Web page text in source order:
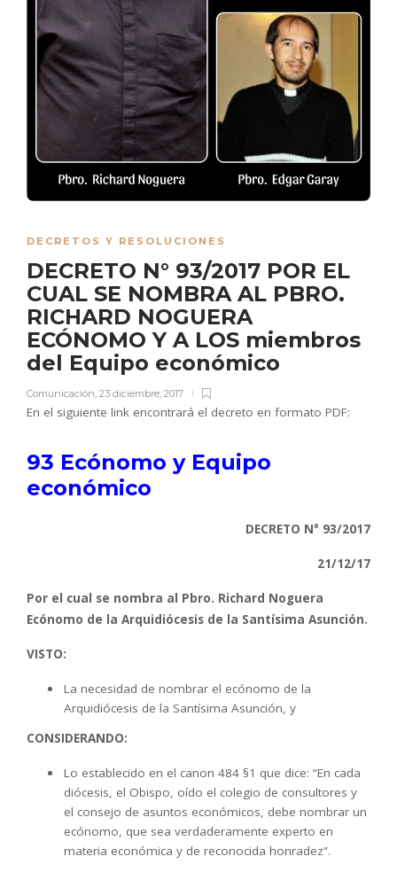
DECRETOS Y RESOLUCIONES
DECRETO N° 93/2017 POR EL
CUAL SE NOMBRA AL PBRO.
RICHARD NOGUERA
ECÓNOMO Y A LOS miembros
del Equipo económico
Comunicación, 23 diciembre, 2017
En el siguiente link encontrará el decreto en formato PDF:
93 Ecónomo y Equipo
económico
DECRETO N° 93/2017
21/12/17
Por el cual se nombra al Pbro. Richard Noguera
Ecónomo de la Arquidiócesis de la Santísima Asunción.
VISTO:
La necesidad de nombrar el ecónomo de la
Arquidiócesis de la Santísima Asunción, y
CONSIDERANDO:
Lo establecido en el canon 484 §1 que dice: “En cada
diócesis, el Obispo, oído el colegio de consultores y
el consejo de asuntos económicos, debe nombrar un
ecónomo, que sea verdaderamente experto en
materia económica y de reconocida honradez”.